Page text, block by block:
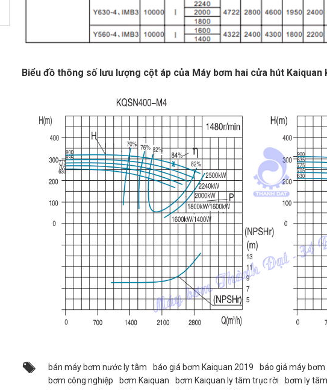
Biểu đồ thông số lưu lượng cột áp của Máy bơm hai cửa hút Kaiquan
bán máy bơm nước ly tâm báo giá bơm Kaiquan 2019 báo giá máy bơm
bơm công nghiệp
bơm Kaiquan bơm Kaiquan ly tâm trục rời
bơm ly